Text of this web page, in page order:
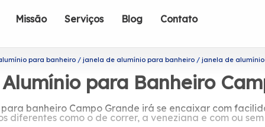
Missão Serviços Blog Contato
para banheiro janela de alumínio para banheiro janela de
para Banheiro
banheiro Campo Grande irá se encaixar com
diferentes como o de correr, a veneziana e com ou